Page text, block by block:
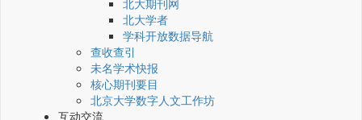
北大期刊网
北大学者
学科开放数据导航
查收查引
未名学术快报
核心期刊要目
北京大学数字人文工作坊
互动交流